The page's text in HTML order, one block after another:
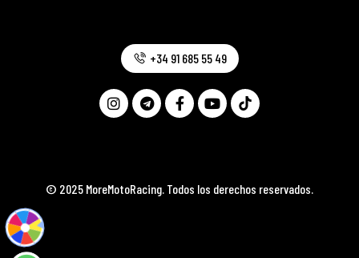
© 2025 MoreMotoRacing. Todos los derechos reservados.
+34 91 685 55 49